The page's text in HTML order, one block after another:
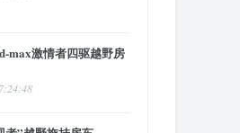
max激情者四驱越野房